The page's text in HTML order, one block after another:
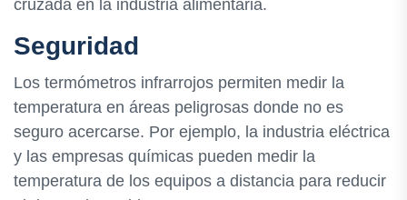
cruzada en la industria alimentaria.
Seguridad
Los termómetros infrarrojos permiten medir la
temperatura en áreas peligrosas donde no es
seguro acercarse. Por ejemplo, la industria eléctrica
y las empresas químicas pueden medir la
temperatura de los equipos a distancia para reducir